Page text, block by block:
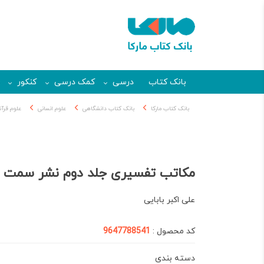
بانک کتاب درسی کمک درسی کنکور
بانک کتاب مارکا بانک کتاب دانشگاهی علوم انسانی علوم
مکاتب تفسیری جلد دوم نشر سمت
علی اكبر بابایی
کد محصول : 9647788541
دسته بندی